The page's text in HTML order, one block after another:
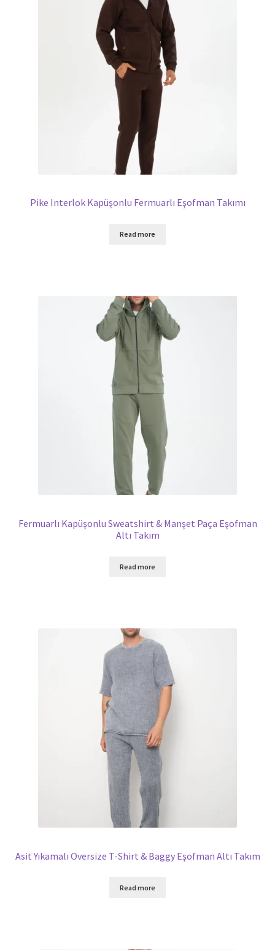
Pike Interlok Kapüşonlu Fermuarlı Eşofman Takımı
Read more
Fermuarlı Kapüşonlu Sweatshirt & Manşet Paça Eşofman
Altı Takım
Read more
Asit Yıkamalı Oversize T-Shirt & Baggy Eşofman Altı Takım
Read more